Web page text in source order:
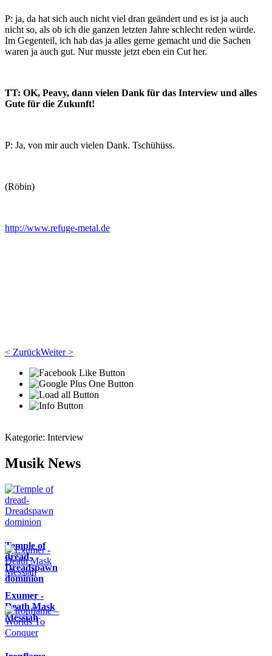
P: ja, da hat sich auch nicht viel dran geändert und es ist ja auch
nicht so, als ob ich die ganzen letzten Jahre schlecht reden würde.
Im Gegenteil, ich hab das ja alles gerne gemacht und die Sachen
waren ja auch gut. Nur musste jetzt eben ein Cut her.
TT: OK, Peavy, dann vielen Dank für das Interview und alles
Gute für die Zukunft!
P: Ja, von mir auch vielen Dank. Tschühüss.
(Röbin)
http://www.refuge-metal.de
< ZurückWeiter >
Kategorie: Interview
Musik News
Temple of
dread-
Dreadspawn
dominion
Exumer -
Death Mask
Messiah